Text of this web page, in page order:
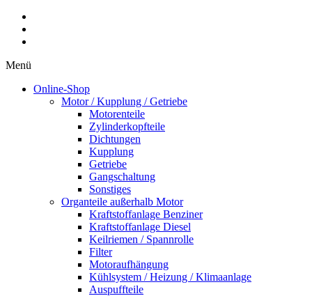
Menü
Online-Shop
Motor / Kupplung / Getriebe
Motorenteile
Zylinderkopfteile
Dichtungen
Kupplung
Getriebe
Gangschaltung
Sonstiges
Organteile außerhalb Motor
Kraftstoffanlage Benziner
Kraftstoffanlage Diesel
Keilriemen / Spannrolle
Filter
Motoraufhängung
Kühlsystem / Heizung / Klimaanlage
Auspuffteile